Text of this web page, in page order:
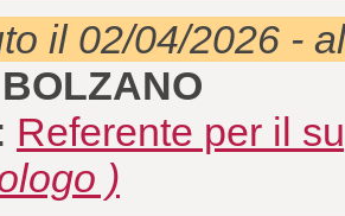
il 02/04/2026 -
Referente per il
)